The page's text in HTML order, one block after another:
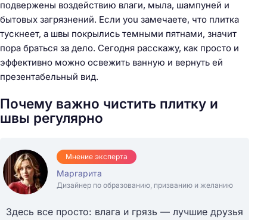
подвержены воздействию влаги, мыла, шампуней и
бытовых загрязнений. Если you замечаете, что плитка
тускнеет, а швы покрылись темными пятнами, значит
пора браться за дело. Сегодня расскажу, как просто и
эффективно можно освежить ванную и вернуть ей
презентабельный вид.
Почему важно чистить плитку и
швы регулярно
Мнение эксперта
Маргарита
Дизайнер по образованию, призванию и желанию
Здесь все просто: влага и грязь — лучшие друзья